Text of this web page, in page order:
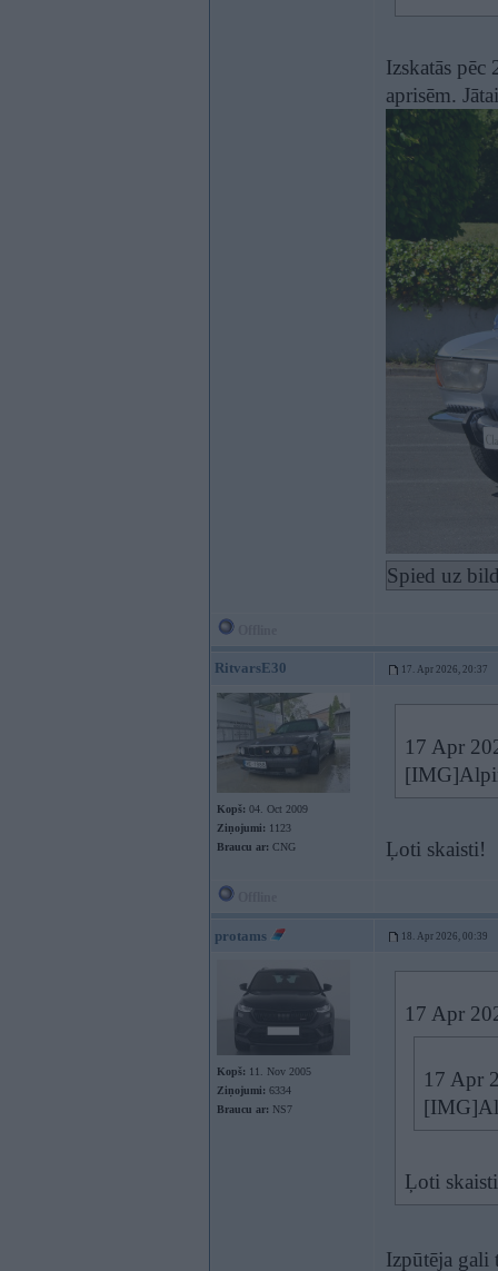
Izskatās pēc
aprisēm.
Spied uz
RitvarsE30 17. Apr 2026, 20:37
Kopš: 04. Oct 2009
Ziņojumi: 1123
Braucu ar: CNG
17 Apr
Ļoti skaisti!
protams 18. Apr 2026, 00:39
Kopš: 11. Nov 2005
Ziņojumi: 6334
Braucu ar: NS7
17 Apr
17 Apr
Ļoti
Izpūtēja